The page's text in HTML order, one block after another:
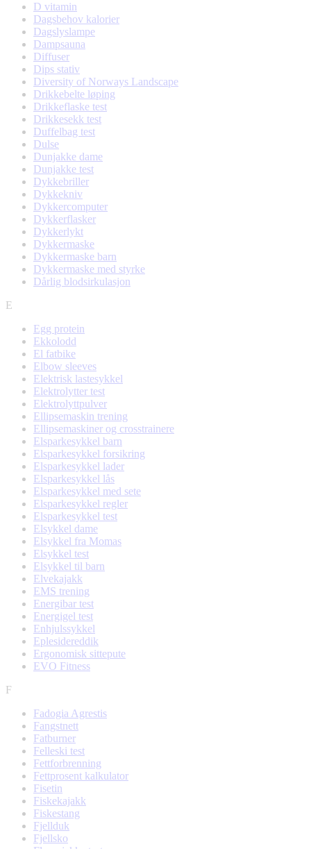
D vitamin
Dagsbehov kalorier
Dagslyslampe
Dampsauna
Diffuser
Dips stativ
Diversity of Norways Landscape
Drikkebelte løping
Drikkeflaske test
Drikkesekk test
Duffelbag test
Dulse
Dunjakke dame
Dunjakke test
Dykkebriller
Dykkekniv
Dykkercomputer
Dykkerflasker
Dykkerlykt
Dykkermaske
Dykkermaske barn
Dykkermaske med styrke
Dårlig blodsirkulasjon
E
Egg protein
Ekkolodd
El fatbike
Elbow sleeves
Elektrisk lastesykkel
Elektrolytter test
Elektrolyttpulver
Ellipsemaskin trening
Ellipsemaskiner og crosstrainere
Elsparkesykkel barn
Elsparkesykkel forsikring
Elsparkesykkel lader
Elsparkesykkel lås
Elsparkesykkel med sete
Elsparkesykkel regler
Elsparkesykkel test
Elsykkel dame
Elsykkel fra Momas
Elsykkel test
Elsykkel til barn
Elvekajakk
EMS trening
Energibar test
Energigel test
Enhjulssykkel
Eplesidereddik
Ergonomisk sittepute
EVO Fitness
F
Fadogia Agrestis
Fangstnett
Fatburner
Felleski test
Fettforbrenning
Fettprosent kalkulator
Fisetin
Fiskekajakk
Fiskestang
Fjellduk
Fjellsko